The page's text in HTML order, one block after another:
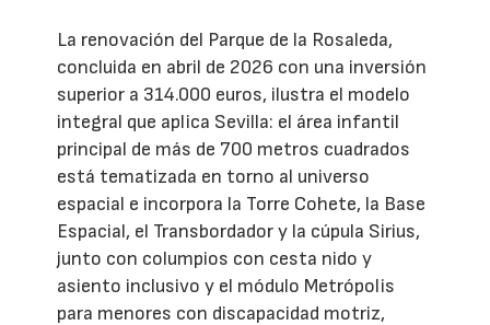
La renovación del Parque de la Rosaleda,
concluida en abril de 2026 con una inversión
superior a 314.000 euros, ilustra el modelo
integral que aplica Sevilla: el área infantil
principal de más de 700 metros cuadrados
está tematizada en torno al universo
espacial e incorpora la Torre Cohete, la Base
Espacial, el Transbordador y la cúpula Sirius,
junto con columpios con cesta nido y
asiento inclusivo y el módulo Metrópolis
para menores con discapacidad motriz,